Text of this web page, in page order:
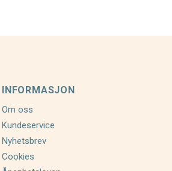
INFORMASJON
Om oss
Kundeservice
Nyhetsbrev
Cookies